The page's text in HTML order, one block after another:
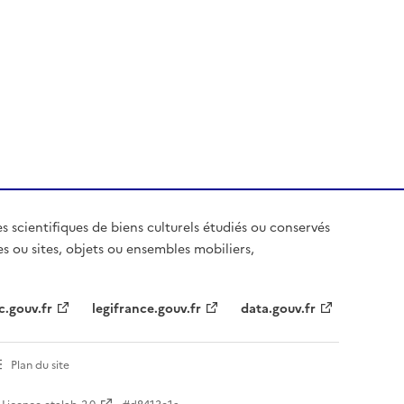
scientifiques de biens culturels étudiés ou conservés
ou sites, objets ou ensembles mobiliers,
legifrance.gouv.fr data.gouv.fr
Plan du site